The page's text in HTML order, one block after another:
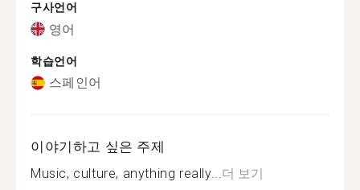
구사언어
영어
학습언어
스페인어
이야기하고 싶은 주제
Music, culture, anything really...더 보기